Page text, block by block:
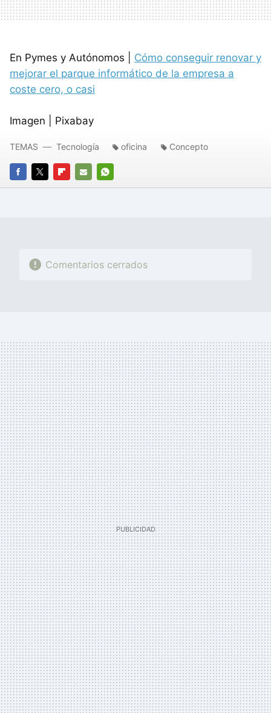
En Pymes y Autónomos | Cómo conseguir renovar y
mejorar el parque informático de la empresa a
coste cero, o casi
Imagen | Pixabay
FACEBOOK
TWITTERFLIPBOARD
E-
WHATSAPP
TEMAS Tecnología oficina Concepto
Comentarios cerrados